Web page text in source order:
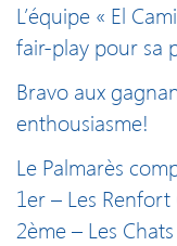
L’équipe « El
fair-play pour sa
Bravo aux
enthousiasme!
Le Palmarès
1er – Les Renfort
2ème – Les